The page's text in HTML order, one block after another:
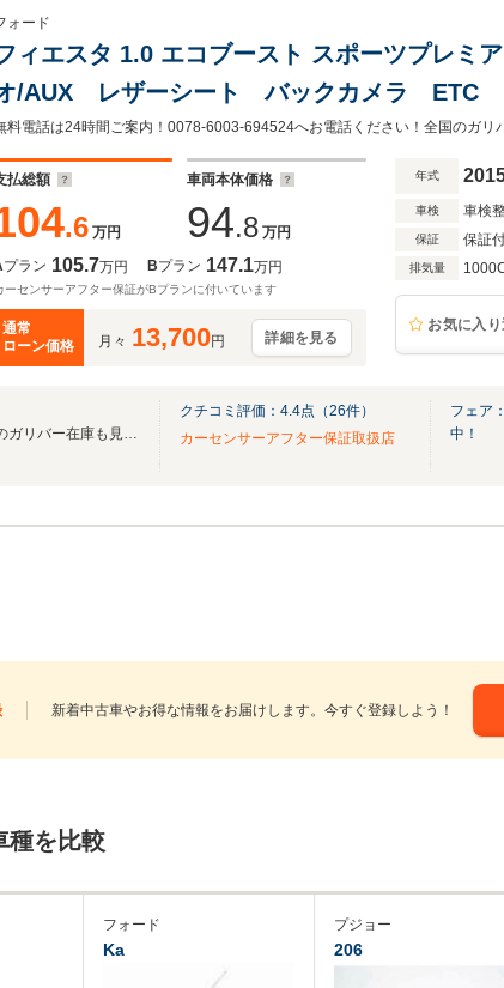
ォード
ィエスタ 1.0 エコブースト スポーツプレミ
/AUX レザーシート バックカメラ ETC
チアルミ 純正フロアマット プッシュスタ
料電話は24時間ご案内！0078-6003-694524へお電話ください！全国のガリ
払総額
.6 万円
車両本体価格
94.8 万円
プラン 105.7万円 Bプラン 147.1万円
ーセンサーアフター保証がBプランに付いています
通常
ローン価格
月々 13,700円 詳細を見る
年式
車検 車検
保証 保証
排気量
お気に入り
無料電話は24時間ご案内！！全国のガリバー在庫も見たい方は一括照会が可能です！
クチコミ評価： 4.4点（26件）
カーセンサーアフター保証取扱店
フェア
中！
新着中古車やお得な情報をお届けします。今すぐ登録しよう！
種を比較
フォード
Ka
プジョー
206